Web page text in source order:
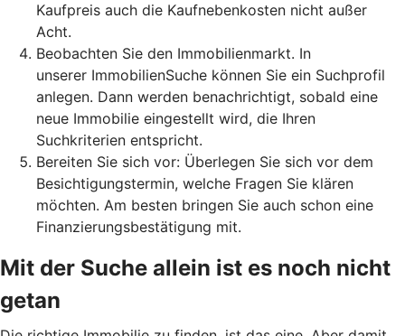
Kaufpreis auch die Kaufnebenkosten nicht außer
Acht.
Beobachten Sie den Immobilienmarkt. In
unserer ImmobilienSuche können Sie ein Suchprofil
anlegen. Dann werden benachrichtigt, sobald eine
neue Immobilie eingestellt wird, die Ihren
Suchkriterien entspricht.
Bereiten Sie sich vor: Überlegen Sie sich vor dem
Besichtigungstermin, welche Fragen Sie klären
möchten. Am besten bringen Sie auch schon eine
Finanzierungsbestätigung mit.
Mit der Suche allein ist es noch nicht
getan